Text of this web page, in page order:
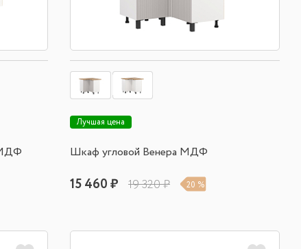
МДФ
Лучшая цена
Шкаф угловой Венера МДФ
15 460 ₽ 19 320 ₽ 20 %